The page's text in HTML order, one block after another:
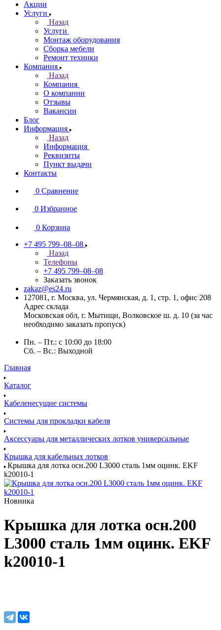
Акции
Услуги
Назад
Услуги
Монтаж оборудования
Сборка мебели
Ремонт техники
Компания
Назад
Компания
О компании
Отзывы
Вакансии
Блог
Информация
Назад
Информация
Реквизиты
Пункт выдачи
Контакты
0 Сравнение
0 Избранное
0 Корзина
+7 495 799–08–08
Назад
Телефоны
+7 495 799–08–08
Заказать звонок
zakaz@es24.ru
127081, г. Москва, ул. Чермянская, д. 1, стр. 1, офис 208
Адрес склада
Московская обл, г. Мытищи, Волковское ш. д. 10 (за час
необходимо заказать пропуск)
Пн. – Пт.: с 10:00 до 18:00
Сб. – Вс.: Выходной
Главная
Каталог
Кабеленесущие системы
Системы для прокладки кабеля
Аксессуары для металлических лотков универсальные
Крышка для кабельных лотков
Крышка для лотка осн.200 L3000 сталь 1мм оцинк. EKF
k20010-1
Новинка
Крышка для лотка осн.200
L3000 сталь 1мм оцинк. EKF
k20010-1